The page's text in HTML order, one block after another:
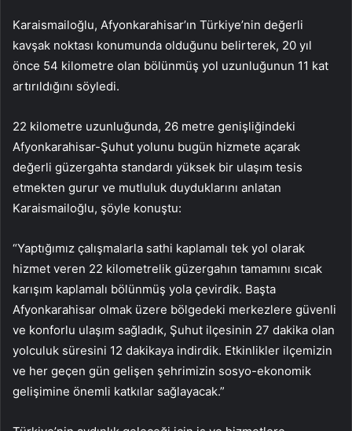
Karaismailoğlu, Afyonkarahisar’ın Türkiye’nin değerli
kavşak noktası konumunda olduğunu belirterek, 20 yıl
önce 54 kilometre olan bölünmüş yol uzunluğunun 11 kat
artırıldığını söyledi.
22 kilometre uzunluğunda, 26 metre genişliğindeki
Afyonkarahisar-Şuhut yolunu bugün hizmete açarak
değerli güzergahta standardı yüksek bir ulaşım tesis
etmekten gurur ve mutluluk duyduklarını anlatan
Karaismailoğlu, şöyle konuştu:
“Yaptığımız çalışmalarla sathi kaplamalı tek yol olarak
hizmet veren 22 kilometrelik güzergahın tamamını sıcak
karışım kaplamalı bölünmüş yola çevirdik. Başta
Afyonkarahisar olmak üzere bölgedeki merkezlere güvenli
ve konforlu ulaşım sağladık, Şuhut ilçesinin 27 dakika olan
yolculuk süresini 12 dakikaya indirdik. Etkinlikler ilçemizin
ve her geçen gün gelişen şehrimizin sosyo-ekonomik
gelişimine önemli katkılar sağlayacak.”